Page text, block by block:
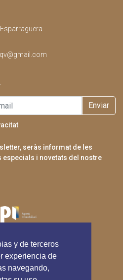
y de terceros
experiencia de
navegando,
Enviar
seràs informat de les
i novetats del nostre